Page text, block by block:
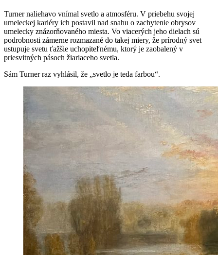
Turner naliehavo vnímal svetlo a atmosféru. V priebehu svojej
umeleckej kariéry ich postavil nad snahu o zachytenie obrysov
umelecky znázorňovaného miesta. Vo viacerých jeho dielach sú
podrobnosti zámerne rozmazané do takej miery, že prírodný svet
ustupuje svetu ťažšie uchopiteľnému, ktorý je zaobalený v
priesvitných pásoch žiariaceho svetla.
Sám Turner raz vyhlásil, že „svetlo je teda farbou“.